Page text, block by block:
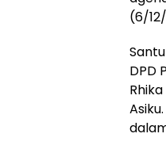
(6/
DPD